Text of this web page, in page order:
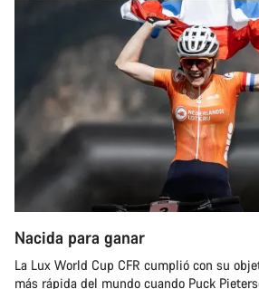
Nacida para ganar
La Lux World Cup CFR cumplió con su
más rápida del mundo cuando Puck